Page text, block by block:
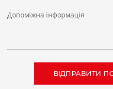
Допоміжна інформація